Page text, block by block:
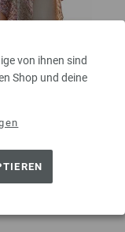
von ihnen sind
Shop und deine
Allora
No. 2 | Modell 10
herunterladen